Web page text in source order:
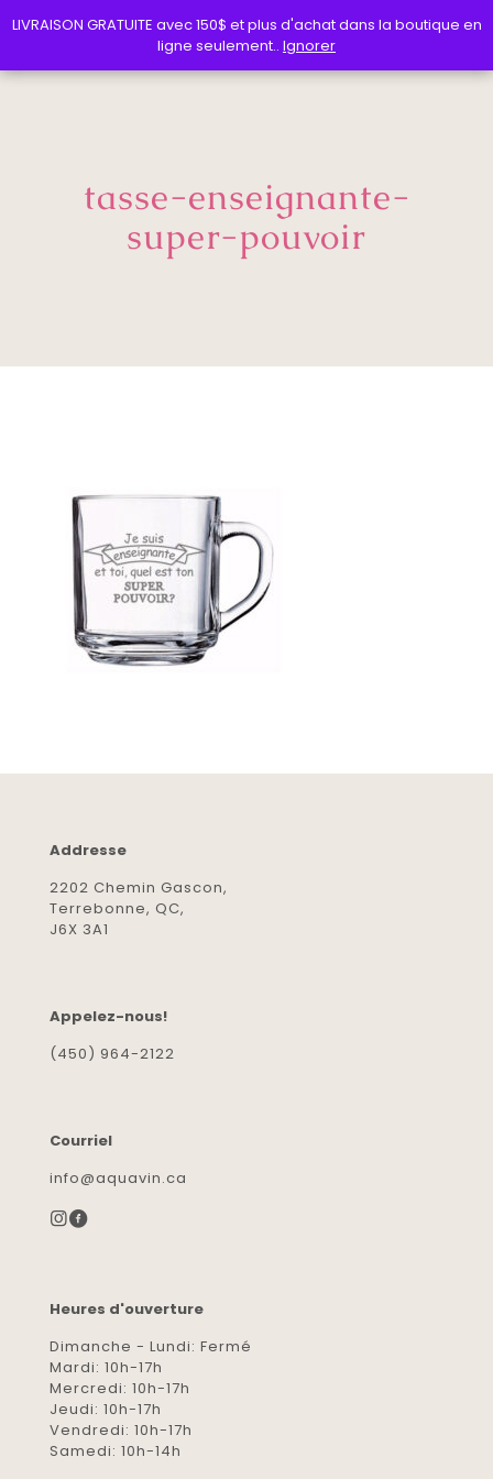
tasse-enseignante-
super-pouvoir
Addresse
2202 Chemin Gascon,
Terrebonne, QC,
J6X 3A1
Appelez-nous!
(450) 964-2122
Courriel
info@aquavin.ca
Heures d'ouverture
Dimanche - Lundi: Fermé
Mardi: 10h-17h
Mercredi: 10h-17h
Jeudi: 10h-17h
Vendredi: 10h-17h
Samedi: 10h-14h
LIVRAISON GRATUITE avec 150$ et plus d'achat dans la boutique en
ligne seulement.. Ignorer
LIVRAISON GRATUITE avec 150$ et plus d'achat dans la boutique en
ligne seulement.. Ignorer